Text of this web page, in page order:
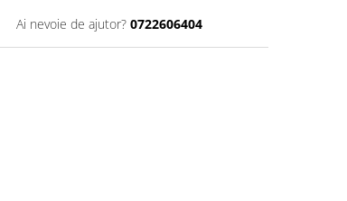
Ai nevoie de ajutor? 0722606404